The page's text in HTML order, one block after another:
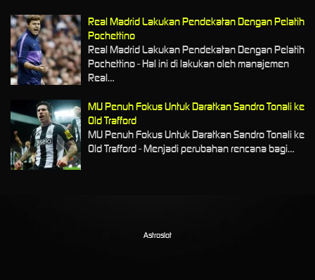
Real Madrid Lakukan Pendekatan Dengan Pelatih
Pochettino
Real Madrid Lakukan Pendekatan Dengan Pelatih
Pochettino - Hal ini di lakukan oleh manajemen
Real…
MU Penuh Fokus Untuk Daratkan Sandro Tonali ke
Old Trafford
MU Penuh Fokus Untuk Daratkan Sandro Tonali ke
Old Trafford - Menjadi perubahan rencana bagi…
Astroslot